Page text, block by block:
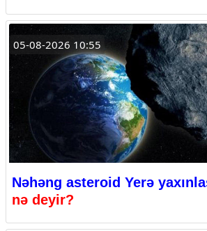
05-08-2026 10:55
Nəhəng asteroid Yerə
nə deyir?